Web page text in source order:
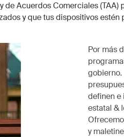
de Acuerdos Comerciales (TAA)
y que tus dispositivos estén
Por más
gobierno.
definen e
estatal &
y